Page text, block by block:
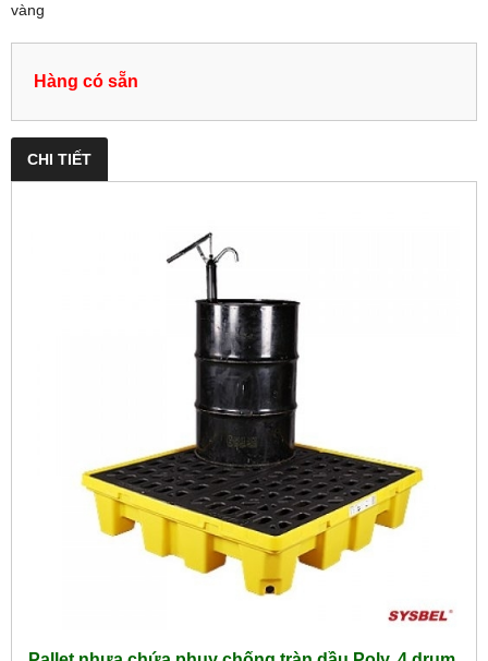
vàng
Hàng có sẵn
CHI TIẾT